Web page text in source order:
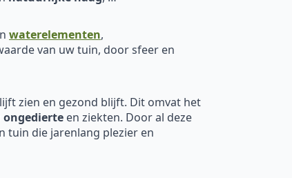
waterelementen,
van uw tuin, door sfeer en
zien en gezond blijft. Dit omvat het
ongedierte en ziekten. Door al deze
tuin die jarenlang plezier en